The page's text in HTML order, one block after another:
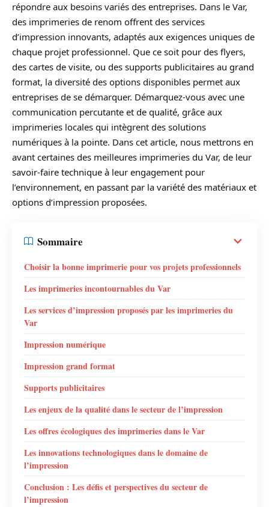
répondre aux besoins variés des entreprises. Dans le Var,
des imprimeries de renom offrent des services
d’impression innovants, adaptés aux exigences uniques de
chaque projet professionnel. Que ce soit pour des flyers,
des cartes de visite, ou des supports publicitaires au grand
format, la diversité des options disponibles permet aux
entreprises de se démarquer. Démarquez-vous avec une
communication percutante et de qualité, grâce aux
imprimeries locales qui intègrent des solutions
numériques à la pointe. Dans cet article, nous mettrons en
avant certaines des meilleures imprimeries du Var, de leur
savoir-faire technique à leur engagement pour
l’environnement, en passant par la variété des matériaux et
options d’impression proposées.
Sommaire
Choisir la bonne imprimerie pour vos projets professionnels
Les imprimeries incontournables du Var
Les services d’impression proposés par les imprimeries du
Var
Impression numérique
Impression grand format
Supports publicitaires
Les enjeux de la qualité dans le secteur de l’impression
Les offres écologiques des imprimeries dans le Var
Les innovations technologiques dans le domaine de
l’impression
Conclusion : Les défis et perspectives du secteur de
l’impression